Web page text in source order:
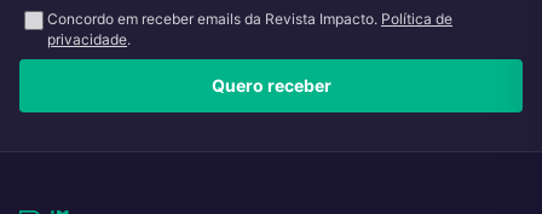
Concordo em receber emails da Revista Impacto. Política de
privacidade.
Quero receber